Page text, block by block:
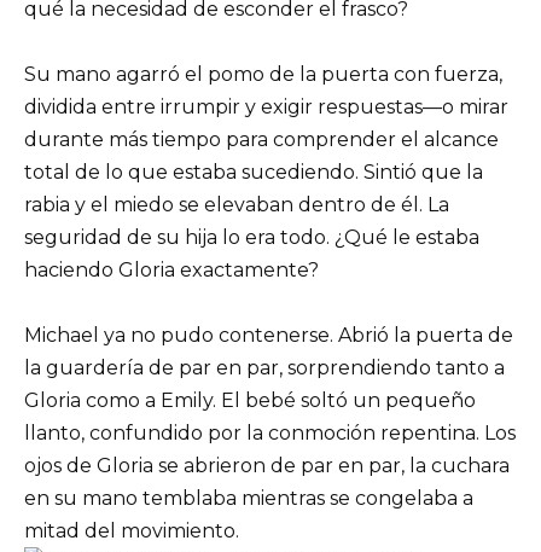
qué la necesidad de esconder el frasco?
Su mano agarró el pomo de la puerta con fuerza,
dividida entre irrumpir y exigir respuestas—o mirar
durante más tiempo para comprender el alcance
total de lo que estaba sucediendo. Sintió que la
rabia y el miedo se elevaban dentro de él. La
seguridad de su hija lo era todo. ¿Qué le estaba
haciendo Gloria exactamente?
Michael ya no pudo contenerse. Abrió la puerta de
la guardería de par en par, sorprendiendo tanto a
Gloria como a Emily. El bebé soltó un pequeño
llanto, confundido por la conmoción repentina. Los
ojos de Gloria se abrieron de par en par, la cuchara
en su mano temblaba mientras se congelaba a
mitad del movimiento.